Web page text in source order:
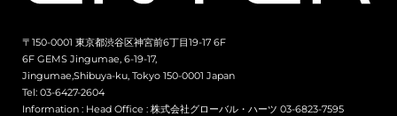
〒150-0001 東京都渋谷区神宮前6丁目19-17 6F
6F GEMS Jingumae, 6-19-17,
Jingumae,Shibuya-ku, Tokyo 150-0001 Japan
Tel: 03-6427-2604
Information : Head Office : 株式会社グローバル・ハーツ 03-6823-7595